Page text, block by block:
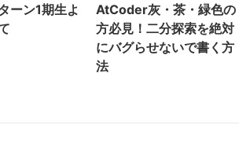
ーン1期生よ
AtCoder灰・茶・緑色の
方必見！二分探索を絶対
にバグらせないで書く方
法